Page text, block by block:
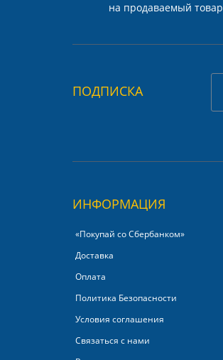
на продаваемый товар
ПОДПИСКА
ИНФОРМАЦИЯ
«Покупай со Сбербанком»‎
Доставка
Оплата
Политика Безопасности
Условия соглашения
Связаться с нами